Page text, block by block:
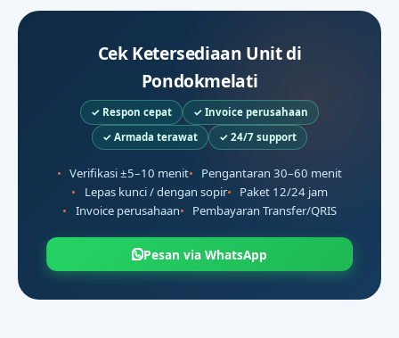
Cek Ketersediaan Unit di
Pondokmelati
✓ Respon cepat
✓ Invoice perusahaan
✓ Armada terawat
✓ 24/7 support
Verifikasi ±5–10 menit
Pengantaran 30–60 menit
Lepas kunci / dengan sopir
Paket 12/24 jam
Invoice perusahaan
Pembayaran Transfer/QRIS
Pesan via WhatsApp